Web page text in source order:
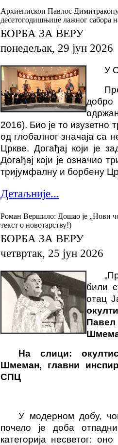
Архиепископ Павлос
десетогодишњице лажног сабора
БОРБА ЗА ВЕРУ
понедељак, 29 јун 2026
У
добро
2016). Био је то изузетно
од глобалног значаја са
Цркве. Догађај који је
Догађај који је означио
тријумфалну и борбену
Детаљније...
Роман Вершило: Дошао је „Нови
текст о новотарству!)
БОРБА ЗА ВЕРУ
четвртак, 25 јун 2026
„
били
отац
На слици:
Шмеман, главни
СПЦ
У модерном добу,
почело је доба
категорија несветог: